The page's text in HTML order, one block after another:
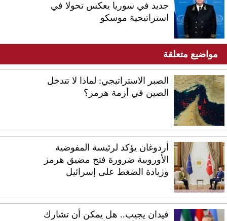
جديد في سوريا يعكس تحولا في
استراتيجية موسكو
مواضيع متعلقة
الصبر الاستراتيجي: لماذا لا تتدخل
الصين في أزمة هرمز؟
أردوغان يؤكد لرئيسة المفوضية
الأوروبية ضرورة فتح مضيق هرمز
وزيادة الضغط على إسرائيل
فيدان يجيب.. هل يمكن أن تشارك